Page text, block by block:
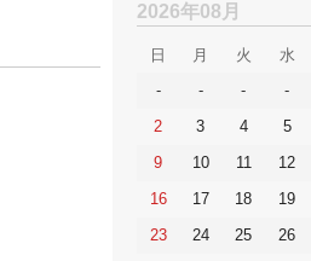
2026年08月
日 月 火 水
-
- - -
2
3 4 5
9
10 11 12
16
17 18 19
23
24 25 26